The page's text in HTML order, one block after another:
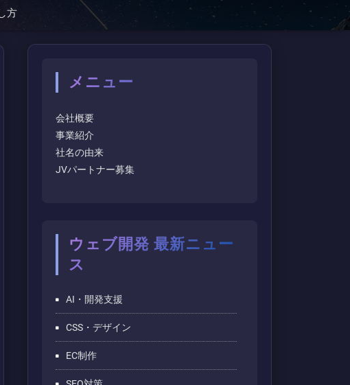
方
メニュー
会社概要
事業紹介
社名の由来
JVパートナー募集
ウェブ開発 最新ニュー
ス
AI・開発支援
CSS・デザイン
EC制作